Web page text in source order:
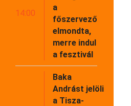
14:00
a
főszervező
elmondta,
merre indul
a fesztivál
Baka
Andrást jelöli
a Tisza-